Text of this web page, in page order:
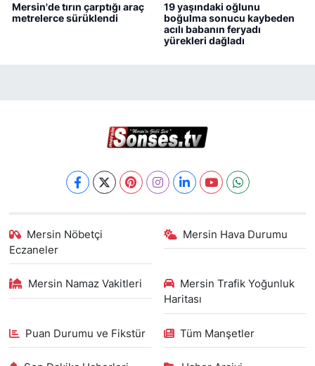
Mersin'de tırın çarptığı araç
metrelerce sürüklendi
19 yaşındaki oğlunu
boğulma sonucu kaybeden
acılı babanın feryadı
yürekleri dağladı
Mersin Nöbetçi
Eczaneler
Mersin Hava Durumu
Mersin Namaz Vakitleri
Mersin Trafik Yoğunluk
Haritası
Puan Durumu ve Fikstür Tüm Manşetler